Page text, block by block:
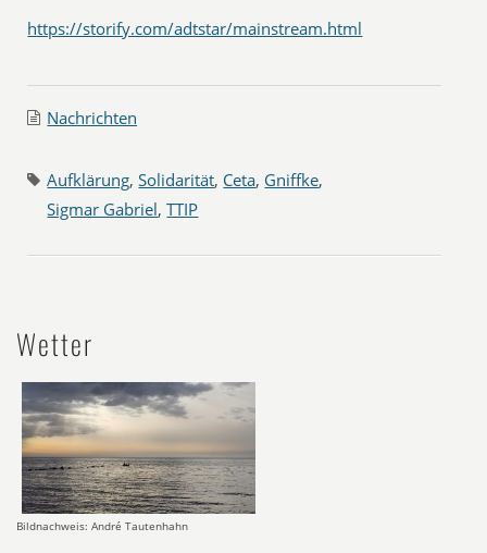
https://storify.com/adtstar/mainstream.html
Nachrichten
Aufklärung,Solidarität, Ceta, Gniffke,
Sigmar Gabriel,TTIP
Wetter
Bildnachweis: André Tautenhahn